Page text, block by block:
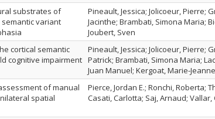
substrates of
variant
Pineault, Jessica; Jolicoeur, Pierre;
Jacinthe; Brambati, Simona Maria;
Joubert, Sven
cortical semantic
cognitive impairment
Pineault, Jessica; Jolicoeur, Pierre;
Patrick; Brambati, Simona Maria;
Juan Manuel; Kergoat, Marie-Jeanne
of manual
spatial
Pierce, Jordan E.; Ronchi, Roberta;
Casati, Carlotta; Saj, Arnaud;